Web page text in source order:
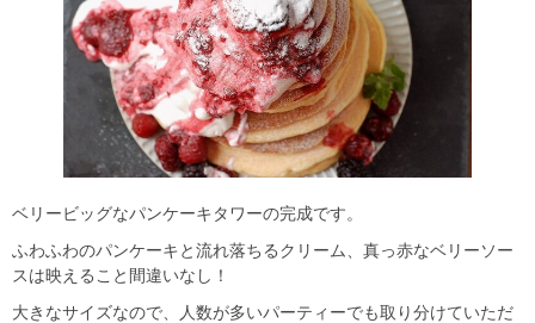
ベリービッグなパンケーキタワーの完成です。
ふわふわのパンケーキと流れ落ちるクリーム、真っ赤なベリーソー
スは映えること間違いなし！
大きなサイズなので、人数が多いパーティーでも取り分けていただ